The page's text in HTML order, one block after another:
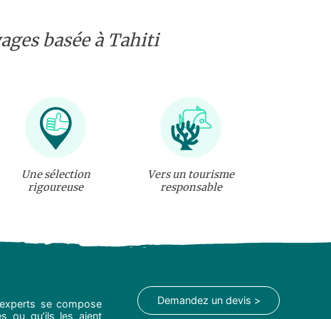
basée à Tahiti
Une sélection
rigoureuse
Vers un tourisme
responsable
se compose
ou qu’ils les aient
Demandez un devis >